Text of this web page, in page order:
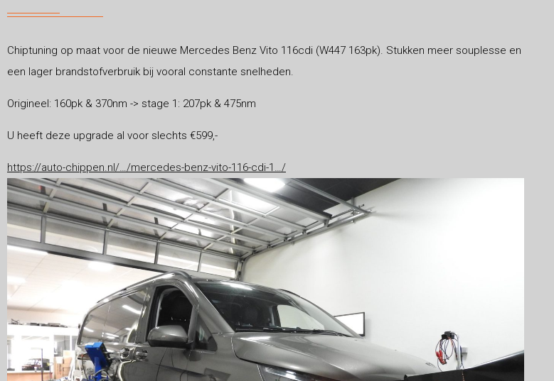
Chiptuning op maat voor de nieuwe Mercedes Benz Vito 116cdi (W447 163pk). Stukken meer souplesse en
een lager brandstofverbruik bij vooral constante snelheden.
Origineel: 160pk & 370nm -> stage 1: 207pk & 475nm
U heeft deze upgrade al voor slechts €599,-
https://auto-chippen.nl/…/mercedes-benz-vito-116-cdi-1…/